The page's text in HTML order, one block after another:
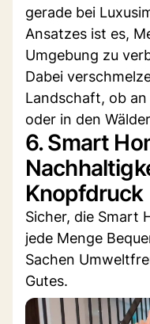
gerade bei
Ansatzes ist es,
Umgebung zu
Dabei
Landschaft, ob
oder in den
6. Smart
Knopfdruck
Sicher, die Smart
jede Menge
Sachen
Gutes.